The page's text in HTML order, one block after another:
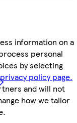
information on a
personal
by selecting
privacy policy page.
and will not
how we tailor